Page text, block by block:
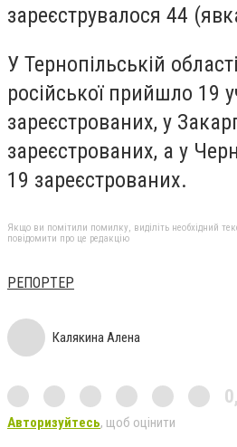
зареєструвалося 44
У Тернопільській
російської прийшло 19
зареєстрованих, у
зареєстрованих, а у
19 зареєстрованих.
Якщо ви помітили помилку, виділіть необхідний
повідомити про це редакцію
РЕПОРТЕР
Калякина Алена
Авторизуйтесь, щоб оцінити